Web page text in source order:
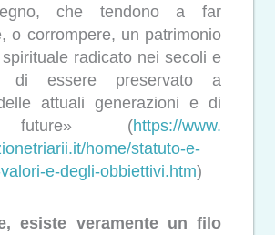
che tendono a far
o corrompere, un patrimonio
radicato nei secoli e
di essere preservato a
attuali generazioni e di
future» (https://www.
home/statuto-e-
e-degli-obbiettivi.htm)
esiste veramente un filo